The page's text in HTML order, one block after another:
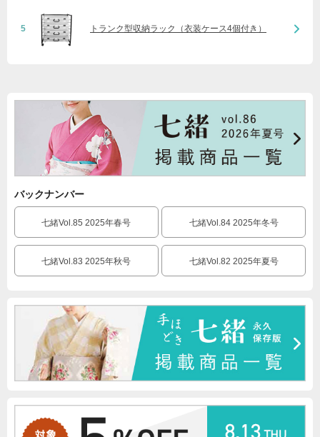
5 トランク型収納ラック（衣装ケース4個付き）
バックナンバー
七緒Vol.85 2025年春号 七緒Vol.84 2025年冬号
七緒Vol.83 2025年秋号 七緒Vol.82 2025年夏号